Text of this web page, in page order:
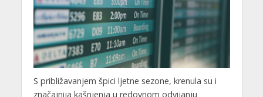
S približavanjem špici ljetne sezone, krenula su i
značajnija kašnjenja u redovnom odvijanju